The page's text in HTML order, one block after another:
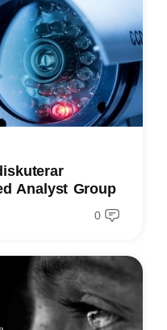
Analyst Group
0